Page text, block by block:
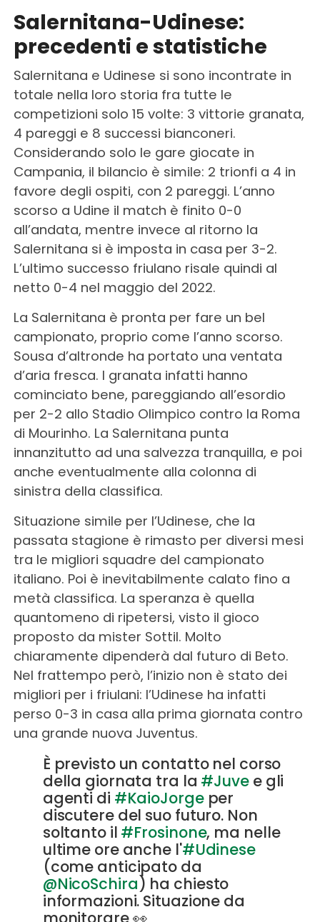
Salernitana-Udinese:
precedenti e statistiche
Salernitana e Udinese si sono incontrate in
totale nella loro storia fra tutte le
competizioni solo 15 volte: 3 vittorie granata,
4 pareggi e 8 successi bianconeri.
Considerando solo le gare giocate in
Campania, il bilancio è simile: 2 trionfi a 4 in
favore degli ospiti, con 2 pareggi. L’anno
scorso a Udine il match è finito 0-0
all’andata, mentre invece al ritorno la
Salernitana si è imposta in casa per 3-2.
L’ultimo successo friulano risale quindi al
netto 0-4 nel maggio del 2022.
La Salernitana è pronta per fare un bel
campionato, proprio come l’anno scorso.
Sousa d’altronde ha portato una ventata
d’aria fresca. I granata infatti hanno
cominciato bene, pareggiando all’esordio
per 2-2 allo Stadio Olimpico contro la Roma
di Mourinho. La Salernitana punta
innanzitutto ad una salvezza tranquilla, e poi
anche eventualmente alla colonna di
sinistra della classifica.
Situazione simile per l’Udinese, che la
passata stagione è rimasto per diversi mesi
tra le migliori squadre del campionato
italiano. Poi è inevitabilmente calato fino a
metà classifica. La speranza è quella
quantomeno di ripetersi, visto il gioco
proposto da mister Sottil. Molto
chiaramente dipenderà dal futuro di Beto.
Nel frattempo però, l’inizio non è stato dei
migliori per i friulani: l’Udinese ha infatti
perso 0-3 in casa alla prima giornata contro
una grande nuova Juventus.
È previsto un contatto nel corso
della giornata tra la #Juvee gli
agenti di #KaioJorgeper
discutere del suo futuro. Non
soltanto il #Frosinone, ma nelle
ultime ore anche l'#Udinese
(come anticipato da
@NicoSchira) ha chiesto
informazioni. Situazione da